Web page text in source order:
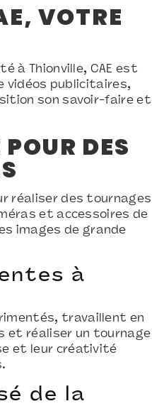
VOTRE
à Thionville, CAE est
vidéos publicitaires,
son savoir-faire et
DES
réaliser des tournages
et accessoires de
images de grande
à
travaillent en
et réaliser un tournage
et leur créativité
de la